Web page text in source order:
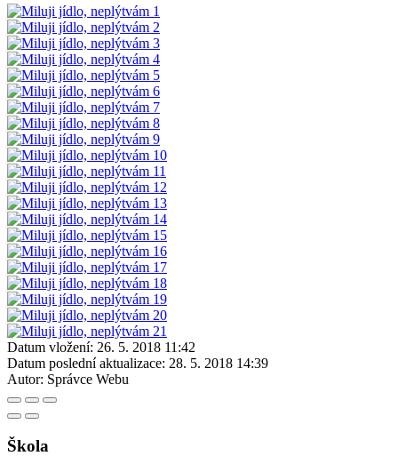
Datum vložení: 26. 5. 2018 11:42
Datum poslední aktualizace: 28. 5. 2018 14:39
Autor: Správce Webu
Škola